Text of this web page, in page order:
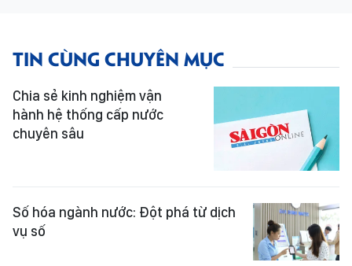
TIN CÙNG CHUYÊN MỤC
Chia sẻ kinh nghiệm vận
hành hệ thống cấp nước
chuyên sâu
Số hóa ngành nước: Đột phá từ dịch
vụ số